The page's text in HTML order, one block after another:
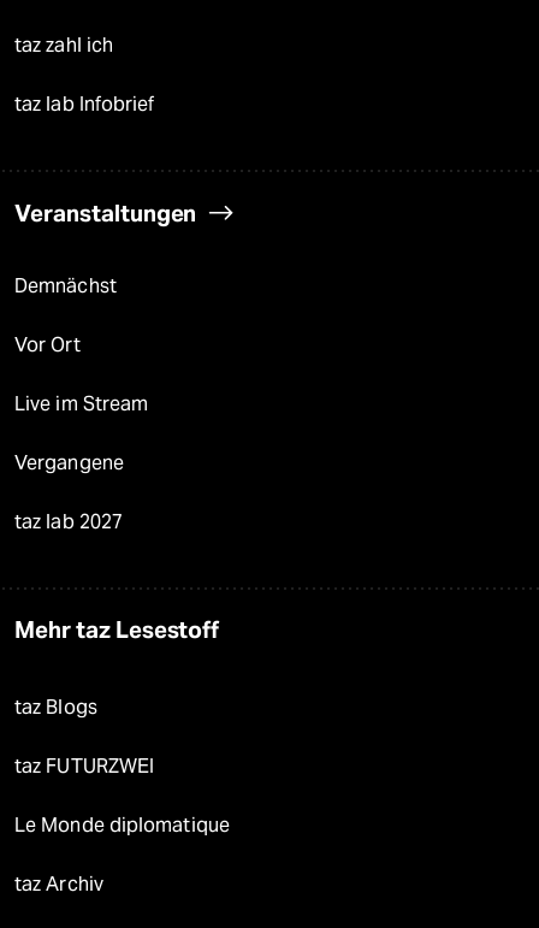
taz zahl ich
taz lab Infobrief
Veranstaltungen
Demnächst
Vor Ort
Live im Stream
Vergangene
taz lab 2027
Mehr taz Lesestoff
taz Blogs
taz FUTURZWEI
Le Monde diplomatique
taz Archiv